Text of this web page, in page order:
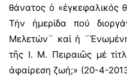
θάνατος ὁ «ἐγκεφαλικός
Τήν ἡμερίδα πού
Μελετών¨ καί ἡ
τῆς Ι. Μ. Πειραιῶς μέ
ἀφαίρεση ζωή;» (20-4-